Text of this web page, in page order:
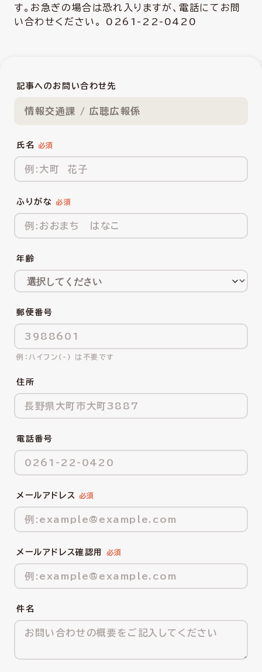
す。お急ぎの場合は恐れ入りますが、電話にてお問
い合わせください。 0261-22-0420
記事へのお問い合わせ先
情報交通課 / 広聴広報係
氏名
ふりがな
年齢
郵便番号
ハイフン(-) は不要です
住所
電話番号
メールアドレス
メールアドレス確認用
件名